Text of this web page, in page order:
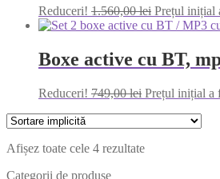
Reduceri! 1.560,00lei Prețul inițial
Boxe active cu BT,
Reduceri! 749,00lei Prețul inițial a
Afișez toate cele 4 rezultate
Categorii de produse